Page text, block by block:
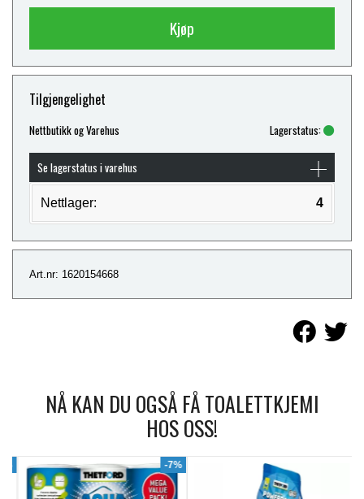
Kjøp
Tilgjengelighet
Nettbutikk og Varehus Lagerstatus:
Se lagerstatus i varehus
Nettlager: 4
Art.nr: 1620154668
NÅ KAN DU OGSÅ FÅ TOALETTKJEMI
HOS OSS!
-7%